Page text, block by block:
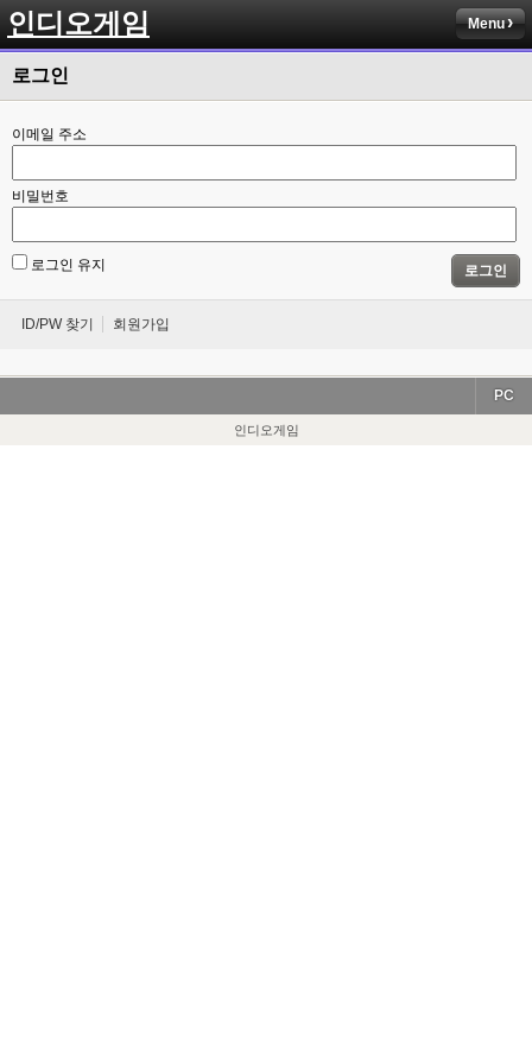
인디오게임 Menu
로그인
이메일 주소
비밀번호
로그인 유지 로그인
ID/PW 찾기 회원가입
PC
인디오게임